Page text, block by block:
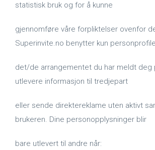
statistisk bruk og for å kunne
gjennomføre våre forpliktelser ovenfor
Superinvite.no benytter kun
det/de arrangementet du har meldt deg
utlevere informasjon til tredjepart
eller sende direktereklame uten aktivt
brukeren. Dine personopplysninger blir
bare utlevert til andre når: